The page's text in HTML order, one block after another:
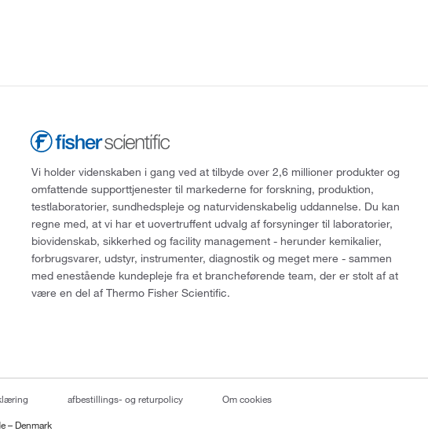
Vi holder videnskaben i gang ved at tilbyde over 2,6 millioner produkter og
omfattende supporttjenester til markederne for forskning, produktion,
testlaboratorier, sundhedspleje og naturvidenskabelig uddannelse. Du kan
regne med, at vi har et uovertruffent udvalg af forsyninger til laboratorier,
biovidenskab, sikkerhed og facility management - herunder kemikalier,
forbrugsvarer, udstyr, instrumenter, diagnostik og meget mere - sammen
med enestående kundepleje fra et brancheførende team, der er stolt af at
være en del af Thermo Fisher Scientific.
afbestillings- og returpolicy Om cookies
– Denmark